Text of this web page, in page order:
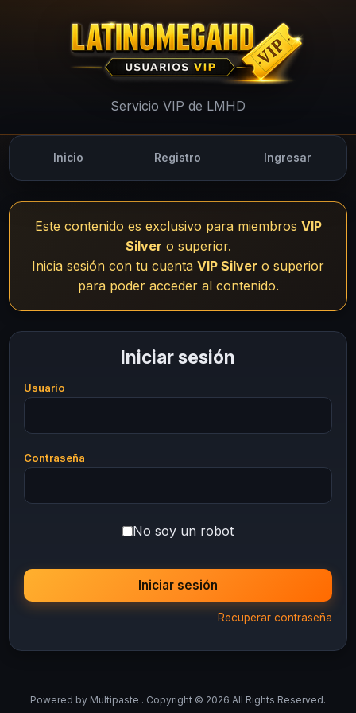
UsuariosVIP - LMHD
Servicio VIP de LMHD
Inicio Registro Ingresar
Este contenido es exclusivo para miembros VIP
Silver o superior.
Inicia sesión con tu cuenta VIP Silver o superior
para poder acceder al contenido.
Iniciar sesión
Usuario
Contraseña
No soy un robot
Iniciar sesión
Recuperar contraseña
Powered by Multipaste . Copyright © 2026 All Rights Reserved.